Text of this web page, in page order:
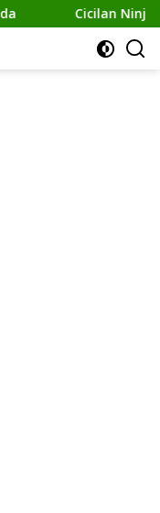
Cicilan Ninja